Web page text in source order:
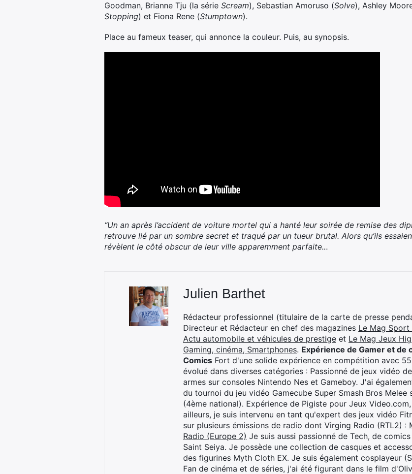
Goodman, Brianne Tju (la série Scream), Sebastian Amoruso (Solve), Ashley
Stopping) et Fiona Rene (Stumptown).
Place au fameux teaser, qui annonce la couleur. Puis, au synopsis.
“Un an après l’accident de voiture mortel qui a hanté leur soirée de remise des
retrouve lié par un sombre secret et traqué par un tueur brutal. Alors qu’ils
révèlent le côté obscur de leur ville apparemment parfaite...
Julien Barthet
Rédacteur professionnel (titulaire de la carte de presse
Directeur et Rédacteur en chef des magazines Le Mag Sport
Actu automobile et véhicules de prestige et Le Mag Jeux
Gaming, cinéma, Smartphones. Expérience de Gamer et de
Comics Fort d'une solide expérience en compétition avec
évolué dans diverses catégories : Passionné de jeux vidéo
armes sur consoles Nintendo Nes et Gameboy. J'ai
du tournoi du jeu vidéo Gamecube Super Smash Bros Melee
(4ème national). Expérience de Pigiste pour Jeux
ailleurs, je suis intervenu en tant qu'expert des jeux vidéo
sur plusieurs émissions de radio dont Virging Radio (RTL2) :
Radio (Europe 2) Je suis aussi passionné de Tech, de
Saint Seiya. Je possède une collection de casques et
des figurines Myth Cloth EX. Je suis également cosplayeur
Fan de cinéma et de séries, j'ai été figurant dans le film